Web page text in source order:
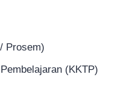
Prosem)
(KKTP)